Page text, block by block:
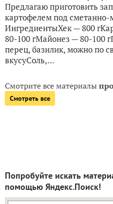
Предлагаю приготовить
картофелем под
ИнгредиентыХек — 800
80-100 гМайонез — 80-100
перец, базилик, можно по
вкусуСоль,...
Смотрите все материалы
Смотреть все
Попробуйте искать
помощью Яндекс.Поиск!